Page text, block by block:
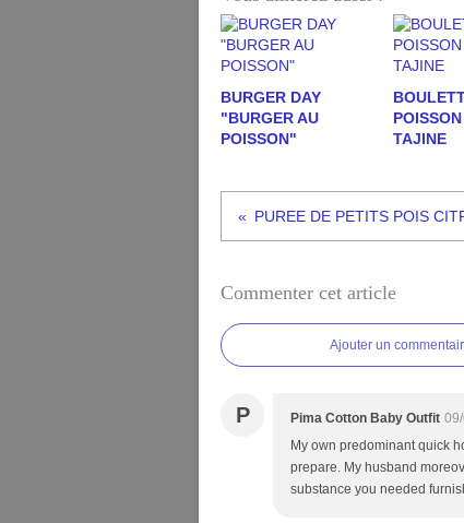
BURGER DAY
"BURGER AU
POISSON"
TAJINE
Commenter cet article
Ajouter un
P Pima Cotton Baby Outfit
My own predominant quick
prepare. My husband
substance you needed